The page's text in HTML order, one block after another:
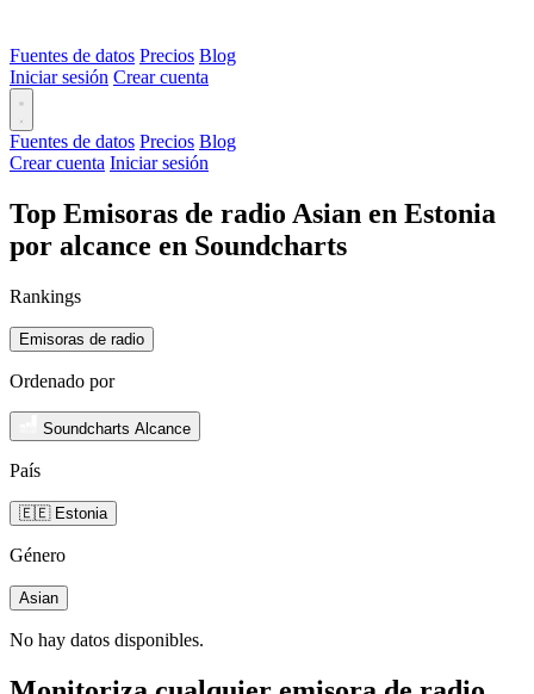
Fuentes de datos Precios Blog
Iniciar sesión Crear cuenta
Fuentes de datos Precios Blog
Crear cuenta Iniciar sesión
Top Emisoras de radio Asian en Estonia
por alcance en Soundcharts
Rankings
Emisoras de radio
Ordenado por
Soundcharts Alcance
País
🇪🇪 Estonia
Género
Asian
No hay datos disponibles.